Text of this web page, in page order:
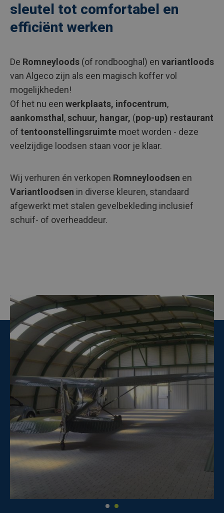
sleutel tot comfortabel en
efficiënt werken
De Romneyloods (of rondbooghal) en variantloods
van Algeco zijn als een magisch koffer vol
mogelijkheden!
Of het nu een werkplaats, infocentrum,
aankomsthal ,schuur, hangar, (pop-up) restaurant
of tentoonstellingsruimte moet worden - deze
veelzijdige loodsen staan voor je klaar.
Wij verhuren én verkopen Romneyloodsen en
Variantloodsen in diverse kleuren, standaard
afgewerkt met stalen gevelbekleding inclusief
schuif- of overheaddeur.